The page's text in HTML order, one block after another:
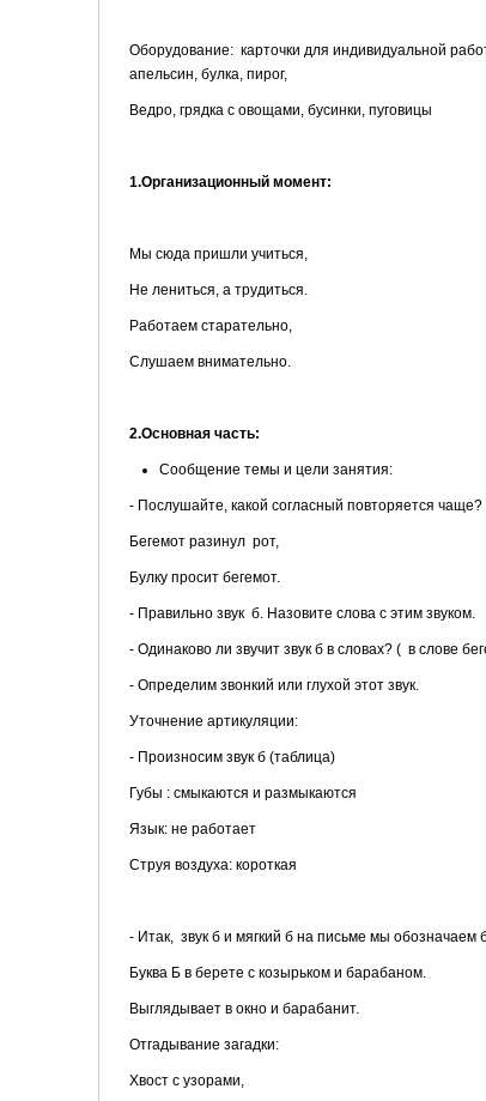
Оборудование: карточки для индивидуальной
апельсин, булка, пирог,
Ведро, грядка с овощами, бусинки, пуговицы
1.Организационный момент:
Мы сюда пришли учиться,
Не лениться, а трудиться.
Работаем старательно,
Слушаем внимательно.
2.Основная часть:
Сообщение темы и цели занятия:
- Послушайте, какой согласный повторяется чаще?
Бегемот разинул рот,
Булку просит бегемот.
- Правильно звук б. Назовите слова с этим звуком.
- Одинаково ли звучит звук б в словах? ( в слове
- Определим звонкий или глухой этот звук.
Уточнение артикуляции:
- Произносим звук б (таблица)
Губы : смыкаются и размыкаются
Язык: не работает
Струя воздуха: короткая
- Итак, звук б и мягкий б на письме мы обозначаем
Буква Б в берете с козырьком и барабаном.
Выглядывает в окно и барабанит.
Отгадывание загадки:
Хвост с узорами,